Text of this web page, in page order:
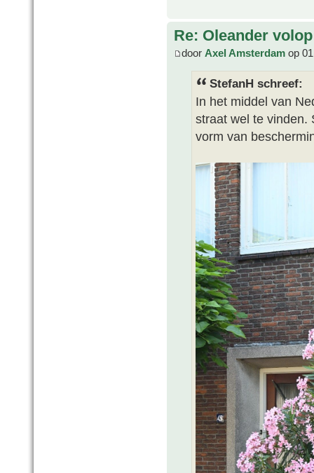
Re: Oleander
door Axel Amsterdam op
StefanH schreef:
In het middel van
straat wel te vinden.
vorm van